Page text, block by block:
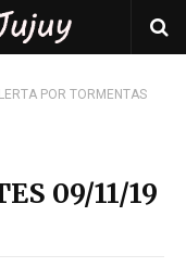
POR TORMENTAS
09/11/19